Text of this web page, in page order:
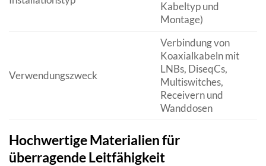
Kabeltyp und
Montage)
Verwendungszweck
Verbindung von
Koaxialkabeln mit
LNBs, DiseqCs,
Multiswitches,
Receivern und
Wanddosen
Hochwertige Materialien für
überragende Leitfähigkeit